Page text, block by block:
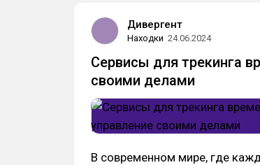
Дивергент
Находки 24.06.2024
Сервисы для трекинга
своими делами
В современном мире, где